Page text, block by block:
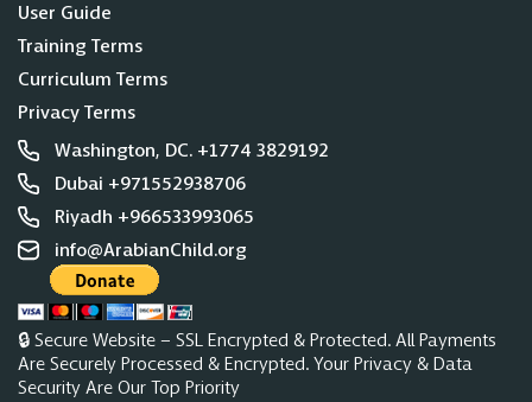
User Guide
Training Terms
Curriculum Terms
Privacy Terms
Washington, DC. +1774 3829192
Dubai +971552938706
Riyadh +966533993065
info@ArabianChild.org
🔒 Secure Website – SSL Encrypted & Protected. All Payments
Are Securely Processed & Encrypted. Your Privacy & Data
Security Are Our Top Priority